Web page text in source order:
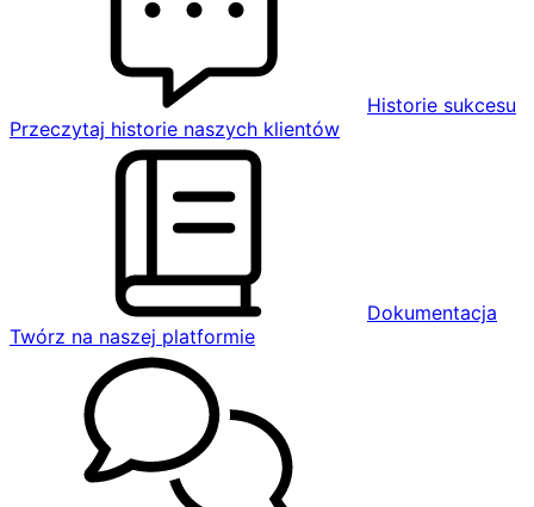
Historie sukcesu
Przeczytaj historie naszych klientów
Dokumentacja
Twórz na naszej platformie